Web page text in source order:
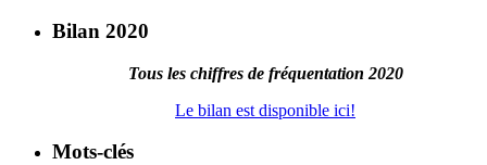
Bilan 2020
Tous les chiffres de fréquentation 2020
Le bilan est disponible ici!
Mots-clés